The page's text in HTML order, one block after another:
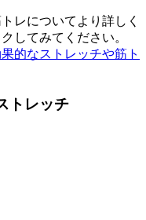
レについてより詳しく
してみてください。
的なストレッチや筋ト
トレッチ